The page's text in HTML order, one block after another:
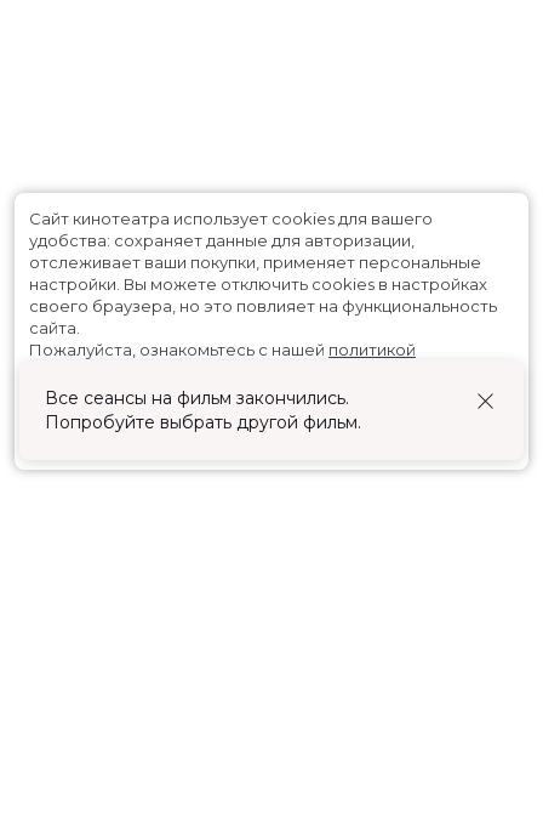
Все сеансы на фильм закончились.
Попробуйте выбрать другой фильм.
Сайт кинотеатра использует cookies для вашего
удобства: сохраняет данные для авторизации,
отслеживает ваши покупки, применяет персональные
настройки. Вы можете отключить cookies в настройках
своего браузера, но это повлияет на функциональность
сайта.
Пожалуйста, ознакомьтесь с нашей политикой
Принять